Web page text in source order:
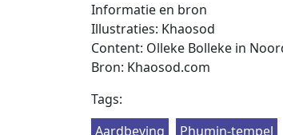
Informatie en bron
Illustraties: Khaosod
Content: Olleke Bolleke in
Bron: Khaosod.com
Tags:
Aardbeving
Phumin-tempel